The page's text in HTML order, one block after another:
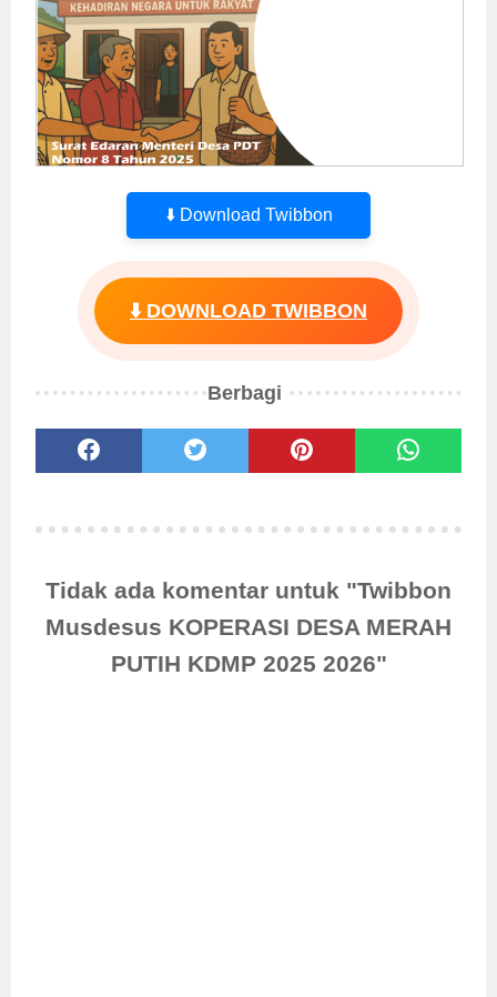
⬇️ Download Twibbon
⬇️ DOWNLOAD TWIBBON
Berbagi
Tidak ada komentar untuk "Twibbon
Musdesus KOPERASI DESA MERAH
PUTIH KDMP 2025 2026"